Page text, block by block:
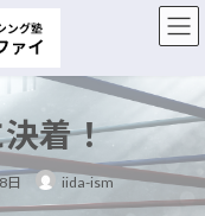
着！
日 iida-ism